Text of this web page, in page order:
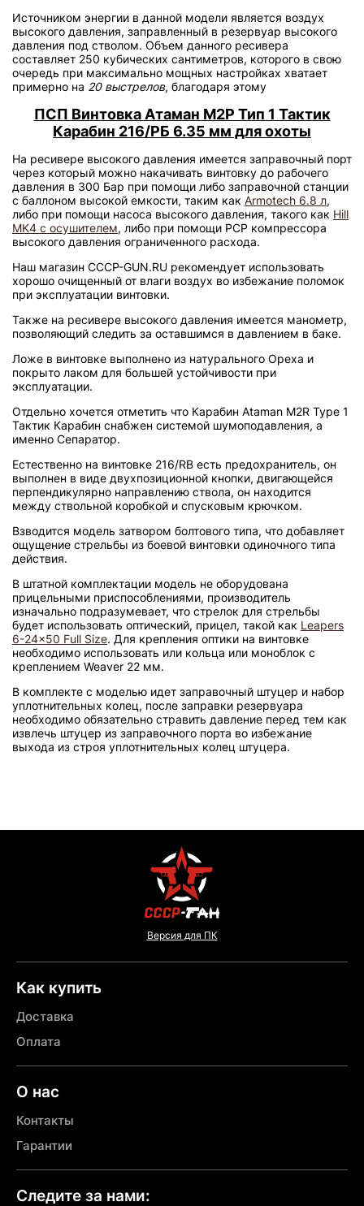
Источником энергии в данной модели является воздух
высокого давления, заправленный в резервуар высокого
давления под стволом. Объем данного ресивера
составляет 250 кубических сантиметров, которого в свою
очередь при максимально мощных настройках хватает
примерно на 20 выстрелов, благодаря этому
ПСП Винтовка Атаман М2Р Тип 1 Тактик
Карабин 216/РБ 6.35 мм для охоты
На ресивере высокого давления имеется заправочный порт
через который можно накачивать винтовку до рабочего
давления в 300 Бар при помощи либо заправочной станции
с баллоном высокой емкости, таким как Armotech 6.8 л,
либо при помощи насоса высокого давления, такого как Hill
MK4 с осушителем, либо при помощи PCP компрессора
высокого давления ограниченного расхода.
Наш магазин CCCP-GUN.RU рекомендует использовать
хорошо очищенный от влаги воздух во избежание поломок
при эксплуатации винтовки.
Также на ресивере высокого давления имеется манометр,
позволяющий следить за оставшимся в давлением в баке.
Ложе в винтовке выполнено из натурального Ореха и
покрыто лаком для большей устойчивости при
эксплуатации.
Отдельно хочется отметить что Карабин Ataman M2R Type 1
Тактик Карабин снабжен системой шумоподавления, а
именно Сепаратор.
Естественно на винтовке 216/RB есть предохранитель, он
выполнен в виде двухпозиционной кнопки, двигающейся
перпендикулярно направлению ствола, он находится
между ствольной коробкой и спусковым крючком.
Взводится модель затвором болтового типа, что добавляет
ощущение стрельбы из боевой винтовки одиночного типа
действия.
В штатной комплектации модель не оборудована
прицельными приспособлениями, производитель
изначально подразумевает, что стрелок для стрельбы
будет использовать оптический, прицел, такой как Leapers
6-24x50 Full Size. Для крепления оптики на винтовке
необходимо использовать или кольца или моноблок с
креплением Weaver 22 мм.
В комплекте с моделью идет заправочный штуцер и набор
уплотнительных колец, после заправки резервуара
необходимо обязательно стравить давление перед тем как
извлечь штуцер из заправочного порта во избежание
выхода из строя уплотнительных колец штуцера.
Версия для ПК
Как купить
Доставка
Оплата
О нас
Контакты
Гарантии
Следите за нами: